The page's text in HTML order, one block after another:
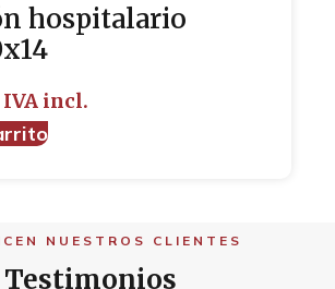
hospitalario
IVA incl.
NUESTROS CLIENTES
Testimonios